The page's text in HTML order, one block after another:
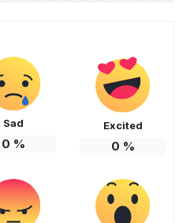
Sad
0 %
Excited
0 %